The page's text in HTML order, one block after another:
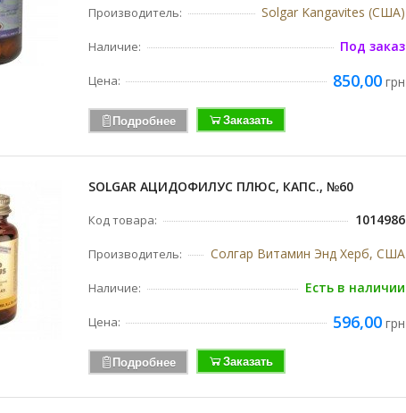
Производитель: Solgar Kangavites (США)
Наличие: Под заказ
Цена: 850,00грн
Подробнее Заказать
SOLGAR АЦИДОФИЛУС ПЛЮС, КАПС., №60
Код товара: 1014986
Производитель: Солгар Витамин Энд Херб, США
Наличие: Есть в наличии
Цена: 596,00грн
Подробнее Заказать